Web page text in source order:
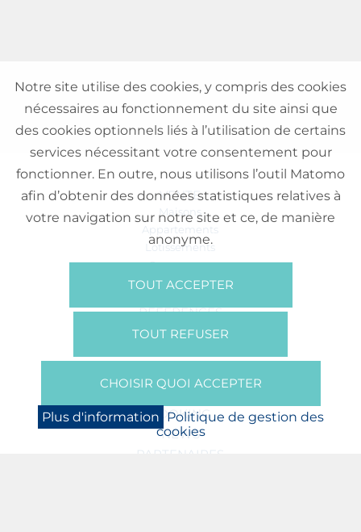
VENTE
Maisons
Appartements
Lotissements
Commerces
Bureaux
RÉFÉRENCES
SUR NOUS
Presse
BOOKING
NEWS
PARTENAIRES
Notre site utilise des cookies, y compris des cookies
nécessaires au fonctionnement du site ainsi que
des cookies optionnels liés à l’utilisation de certains
services nécessitant votre consentement pour
fonctionner. En outre, nous utilisons l’outil Matomo
afin d’obtenir des données statistiques relatives à
votre navigation sur notre site et ce, de manière
anonyme.
TOUT ACCEPTER
TOUT REFUSER
CHOISIR QUOI ACCEPTER
Plus d'information Politique de gestion des
cookies